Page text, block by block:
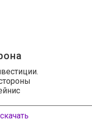
скачать